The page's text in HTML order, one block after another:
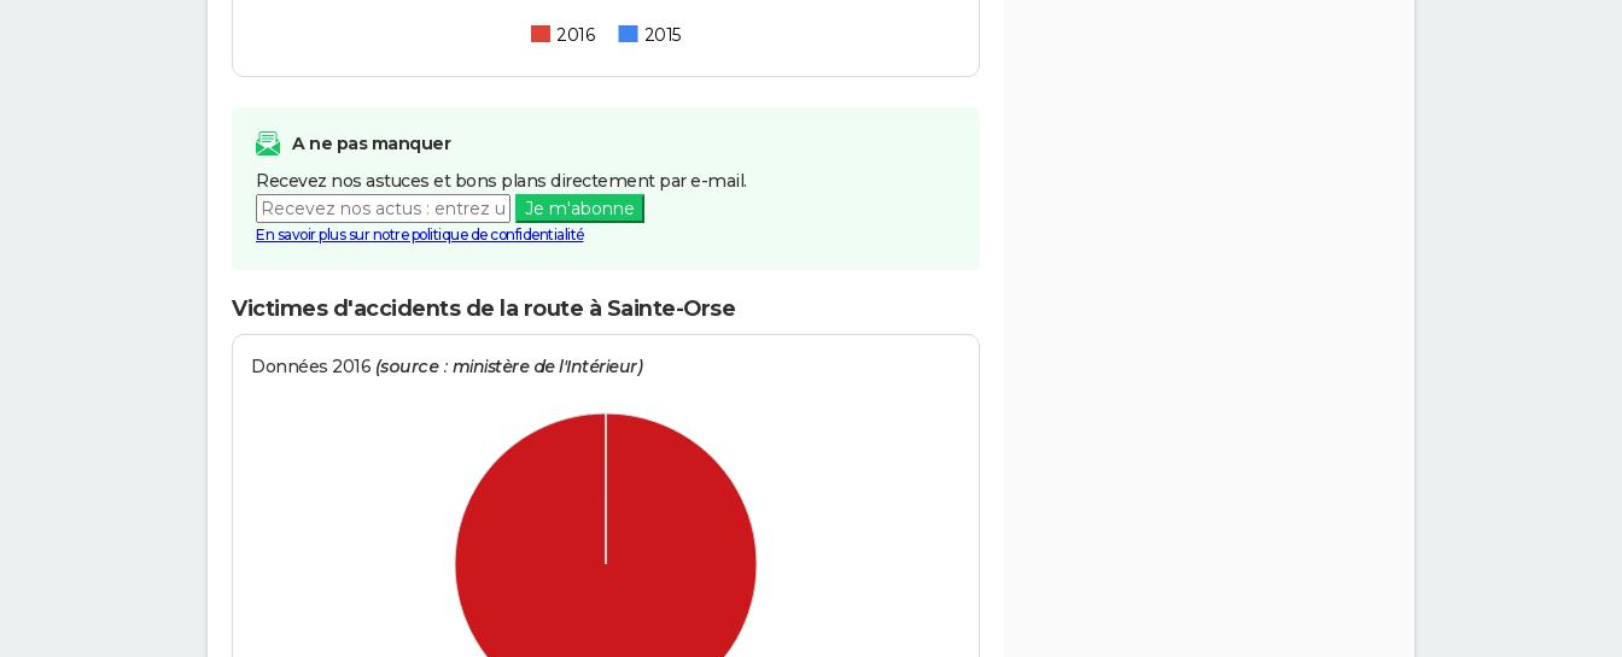
2016 2015
A ne pas manquer
Recevez nos astuces et bons plans directement par e-mail.
Je m'abonne
En savoir plus sur notre politique de confidentialité
Victimes d'accidents de la route à Sainte-Orse
Données 2016 (source : ministère de l'Intérieur)